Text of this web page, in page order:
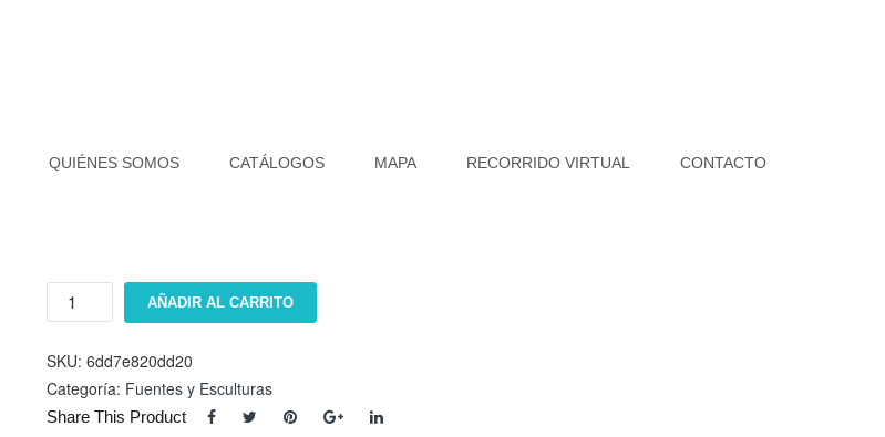
QUIÉNES SOMOS CATÁLOGOS MAPA RECORRIDO VIRTUAL CONTACTO
Fuente
#11
hojas
con
pescadito
cantidad
AÑADIR AL CARRITO
SKU: 6dd7e820dd20
Categoría: Fuentes y Esculturas
Share This Product